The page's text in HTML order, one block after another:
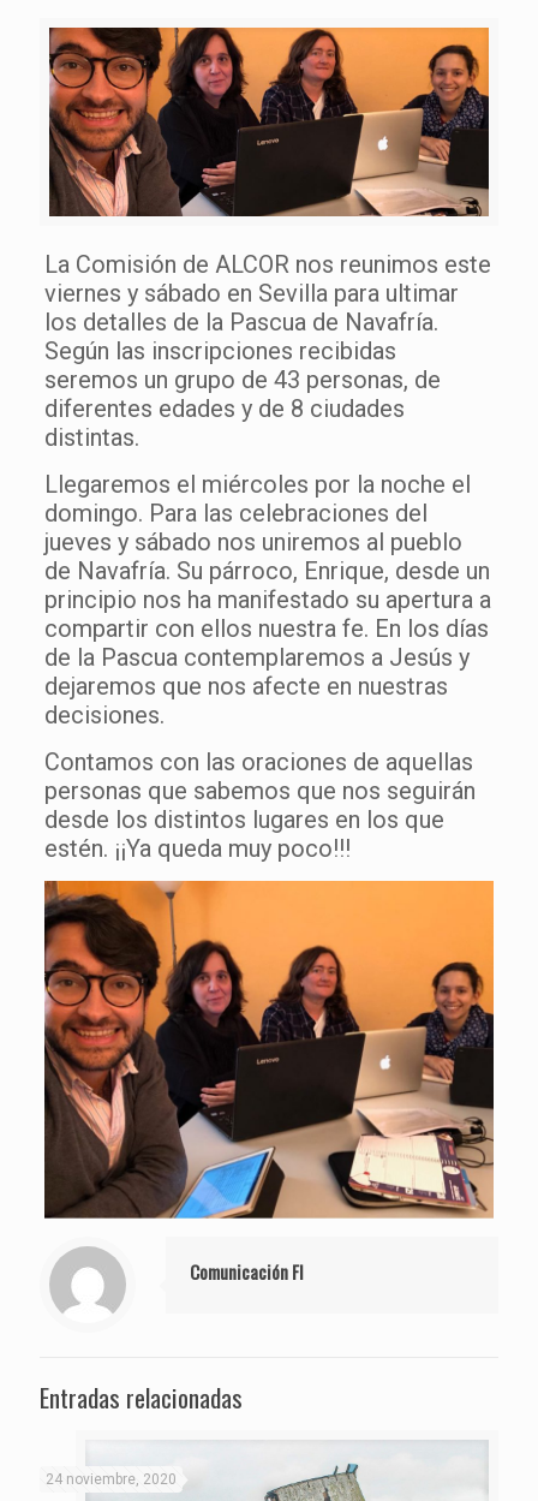
La Comisión de ALCOR nos reunimos este
viernes y sábado en Sevilla para ultimar
los detalles de la Pascua de Navafría.
Según las inscripciones recibidas
seremos un grupo de 43 personas, de
diferentes edades y de 8 ciudades
distintas.
Llegaremos el miércoles por la noche el
domingo. Para las celebraciones del
jueves y sábado nos uniremos al pueblo
de Navafría. Su párroco, Enrique, desde un
principio nos ha manifestado su apertura a
compartir con ellos nuestra fe. En los días
de la Pascua contemplaremos a Jesús y
dejaremos que nos afecte en nuestras
decisiones.
Contamos con las oraciones de aquellas
personas que sabemos que nos seguirán
desde los distintos lugares en los que
estén. ¡¡Ya queda muy poco!!!
Comunicación FI
Entradas relacionadas
24 noviembre, 2020